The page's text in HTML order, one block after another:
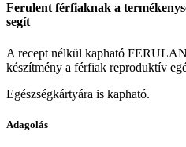
Ferulent férfiaknak a
segít
A recept nélkül kapható
készítmény a férfiak reproduktív
Egészségkártyára is kapható.
Adagolás